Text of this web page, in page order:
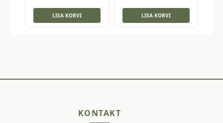
LISA KORVI LISA KORVI
KONTAKT